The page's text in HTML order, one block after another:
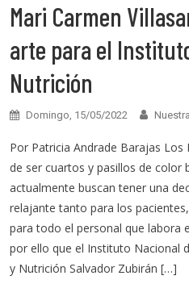
Mari Carmen
arte para el
Nutrición
Domingo, 15/05/2022
Por Patricia Andrade Barajas Los
de ser cuartos y pasillos de color
actualmente buscan tener una
relajante tanto para los
para todo el personal que labora
por ello que el Instituto Nacional
y Nutrición Salvador Zubirán […]